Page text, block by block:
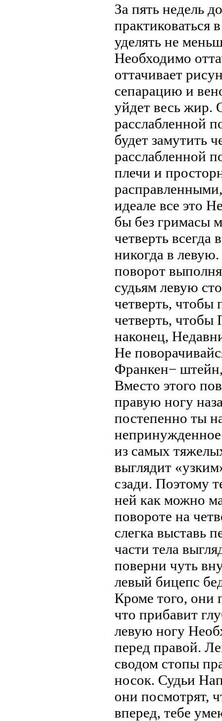
За пять недель
практиковаться
уделять не
Необходимо
оттачивает
сепарацию и
уйдет весь жир.
расслабленной
будет замутить
расслабленной
плечи и
идеале все это
бы без гримасы
четверть
никогда в
поворот
судьям левую
четверть, чтобы
четверть, чтобы
наконец,
Не
Франкен−
Вместо этого
правую ногу
постепенно ты
непринужденное
из самых
выглядит
сзади. Поэтому
ней как можно
повороте на
слегка выставь
части тела
поверни чуть
левый бицепс
Кроме того, они
что прибавит
левую ногу
перед правой.
сводом стопы
носок. Судьи
они посмотрят,
вперед, тебе